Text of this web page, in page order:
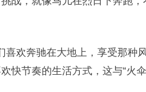
喜欢奔驰在大地上，享受那种
快节奏的生活方式，这与“火